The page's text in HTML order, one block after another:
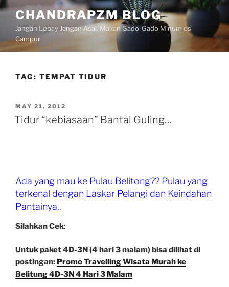
Skip
content
CHANDRAPZM BLOG
Jangan Lebay Jangan Asal. Makan Gado-Gado Minum es
Campur
TAG: TEMPAT TIDUR
POSTED
ON
MAY 21, 2012
Tidur “kebiasaan” Bantal Guling…
Ada yang mau ke Pulau Belitong?? Pulau yang
terkenal dengan Laskar Pelangi dan Keindahan
Pantainya..
Silahkan Cek:
Untuk paket 4D-3N (4 hari 3 malam) bisa dilihat di
postingan: Promo Travelling Wisata Murah ke
Belitung 4D-3N 4 Hari 3 Malam